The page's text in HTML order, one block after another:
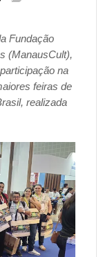
Fundação
(ManausCult),
na
feiras de
realizada